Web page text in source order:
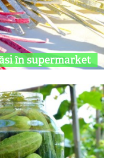
în supermarket